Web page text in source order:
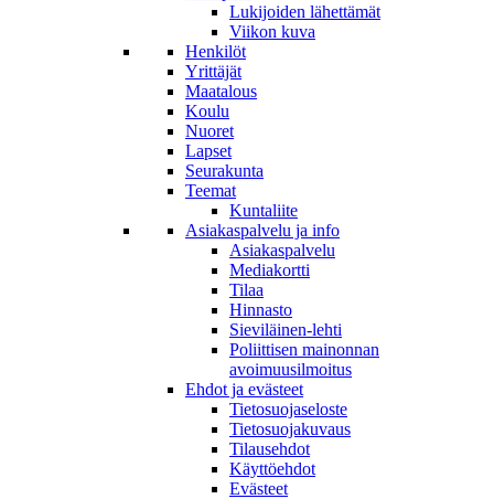
Lukijoiden lähettämät
Viikon kuva
Henkilöt
Yrittäjät
Maatalous
Koulu
Nuoret
Lapset
Seurakunta
Teemat
Kuntaliite
Asiakaspalvelu ja info
Asiakaspalvelu
Mediakortti
Tilaa
Hinnasto
Sieviläinen-lehti
Poliittisen mainonnan
avoimuusilmoitus
Ehdot ja evästeet
Tietosuojaseloste
Tietosuojakuvaus
Tilausehdot
Käyttöehdot
Evästeet